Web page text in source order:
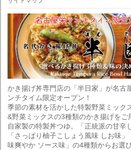
かき揚げ丼専門店の「半日家」が名古
ンチタイム限定オープン！
季節の素材を活かした特製野菜ミック
&野菜ミックスの3種類のかき揚げをご
自家製の特製丼つゆ。「正統派の甘辛
「さっぱり柚子こしょう風味 しお味
味爽やか ソース味」の4種類からお選